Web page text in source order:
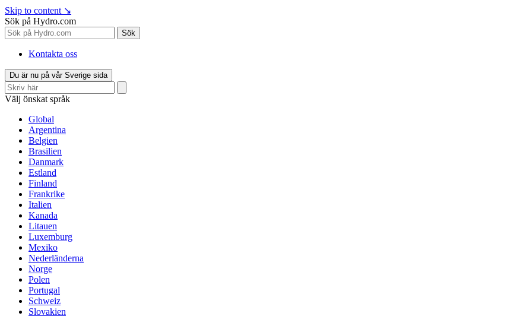
Skip to content ↘
Sök på Hydro.com
Sök
Kontakta oss
Du är nu på vår Sverige sida
Välj önskat språk
Global
Argentina
Belgien
Brasilien
Danmark
Estland
Finland
Frankrike
Italien
Kanada
Litauen
Luxemburg
Mexiko
Nederländerna
Norge
Polen
Portugal
Schweiz
Slovakien